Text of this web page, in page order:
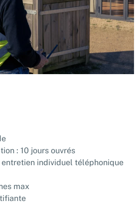
: 10 jours ouvrés
individuel téléphonique
max